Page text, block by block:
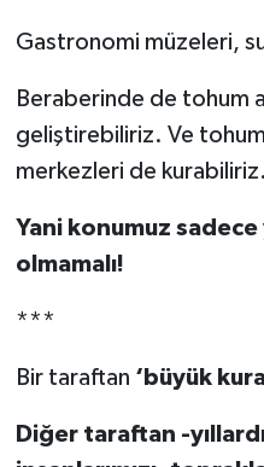
Gastronomi müzeleri,
Beraberinde de tohum
geliştirebiliriz. Ve
merkezleri de kurabiliriz.
Yani konumuz
olmamalı!
***
Bir taraftan ‘büyük
Diğer taraftan -